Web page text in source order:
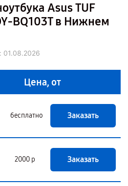
Asus TUF
BQ103T в Нижнем
01.08.2026
Цена, от
бесплатно Заказать
2000 р Заказать